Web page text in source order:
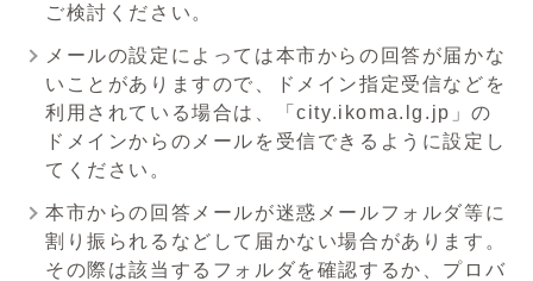
ご検討ください。
メールの設定によっては本市からの回答が届かな
いことがありますので、ドメイン指定受信などを
利用されている場合は、「city.ikoma.lg.jp」の
ドメインからのメールを受信できるように設定し
てください。
本市からの回答メールが迷惑メールフォルダ等に
割り振られるなどして届かない場合があります。
その際は該当するフォルダを確認するか、プロバ